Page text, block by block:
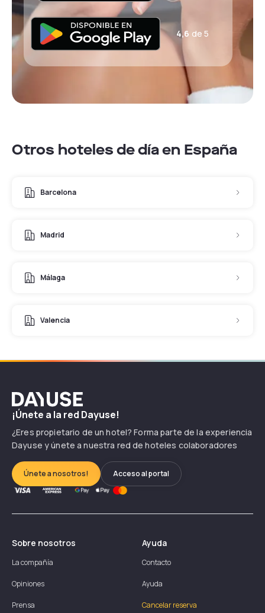
4,6 de 5
Otros hoteles de día en España
Barcelona
Madrid
Málaga
Valencia
Dayuse
¡Únete a la red Dayuse!
¿Eres propietario de un hotel? Forma parte de la experiencia
Dayuse y únete a nuestra red de hoteles colaboradores
Únete a nosotros! Acceso al portal
Sobre nosotros
La compañía
Opiniones
Prensa
Ayuda
Contacto
Ayuda
Cancelar reserva